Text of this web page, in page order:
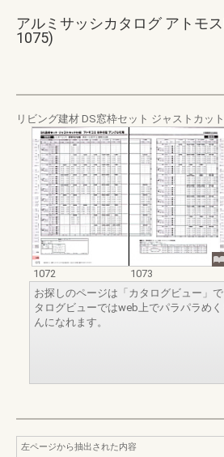
アルミサッシカタログ アトモ
1075)
リビング建材 DS窓枠セット ジャストカッ
1072
1073
お探しのページは「カタログビュー」
タログビューではweb上でパラパラめ
んになれます。
左ページから抽出された内容